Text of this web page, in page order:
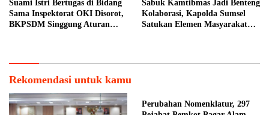
Suami Istri Bertugas di Bidang
Sama Inspektorat OKI Disorot,
BKPSDM Singgung Aturan
Sabuk Kamtibmas Jadi Benteng
Kolaborasi, Kapolda Sumsel
Satukan Elemen Masyarakat
Rekomendasi untuk kamu
Perubahan Nomenklatur, 297